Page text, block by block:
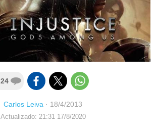
24
Carlos Leiva · 18/4/2013
Actualizado: 21:31 17/8/2020